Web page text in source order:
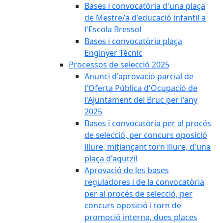
Bases i convocatòria d'una plaça
de Mestre/a d'educació infantil a
l'Escola Bressol
Bases i convocatòria plaça
Enginyer Tècnic
Processos de selecció 2025
Anunci d'aprovació parcial de
l'Oferta Pública d'Ocupació de
l'Ajuntament del Bruc per l'any
2025
Bases i convocatòria per al procés
de selecció, per concurs oposició
lliure, mitjançant torn lliure, d'una
plaça d'agutzil
Aprovació de les bases
reguladores i de la convocatòria
per al procés de selecció, per
concurs oposició i torn de
promoció interna, dues places